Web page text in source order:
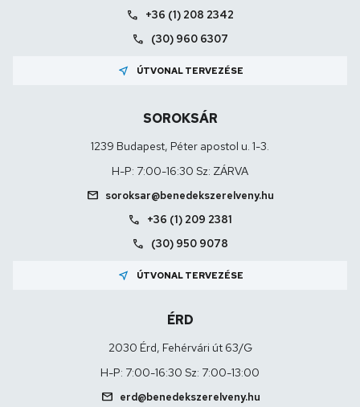
call +36 (1) 208 2342
call (30) 960 6307
near_me ÚTVONAL TERVEZÉSE
SOROKSÁR
1239 Budapest, Péter apostol u. 1-3.
H-P: 7:00-16:30 Sz: ZÁRVA
mail soroksar@benedekszerelveny.hu
call +36 (1) 209 2381
call (30) 950 9078
near_me ÚTVONAL TERVEZÉSE
ÉRD
2030 Érd, Fehérvári út 63/G
H-P: 7:00-16:30 Sz: 7:00-13:00
mail erd@benedekszerelveny.hu